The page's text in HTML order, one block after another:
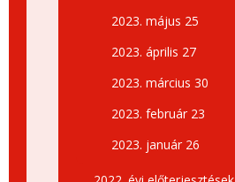
2023. május 25
2023. április 27
2023. március 30
2023. február 23
2023. január 26